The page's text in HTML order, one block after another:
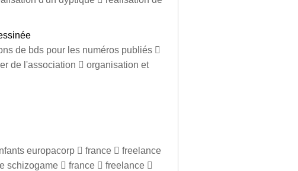
de bds pour les numéros publiés 
de l'association  organisation et
europacorp  france  freelance
schizogame  france  freelance 